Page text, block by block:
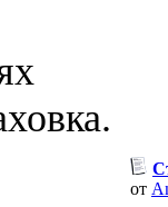
от